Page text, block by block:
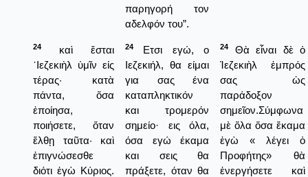
παρηγορή τον
αδελφόν του”.
24
καὶ ἔσται
᾿Ιεζεκιὴλ ὑμῖν εἰς
τέρας· κατὰ
πάντα, ὅσα
ἐποίησα,
ποιήσετε, ὅταν
ἔλθῃ ταῦτα· καὶ
ἐπιγνώσεσθε
διότι ἐγὼ Κύριος.
24
Ετσι εγώ, ο
Ιεζεκιήλ, θα είμαι
για σας ένα
καταπληκτικόν
και τρομερόν
σημείο· εις όλα,
όσα εγώ έκαμα
και σεις θα
πράξετε, όταν θα
24
Θὰ εἶναι δὲ ὁ
Ἰεζεκιὴλ ἐμπρός
σας ὡς
παράδοξον
σημεῖον.Σύμφωνα
μὲ ὅλα ὅσα ἔκαμα
ἐγὼ « λέγει ὁ
Προφήτης» θὰ
ἐνεργήσετε καὶ